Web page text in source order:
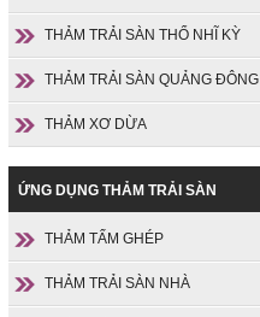
THẢM TRẢI SÀN THỔ NHĨ KỲ
THẢM TRẢI SÀN QUẢNG ĐÔNG
THẢM XƠ DỪA
ỨNG DỤNG THẢM TRẢI SÀN
THẢM TẤM GHÉP
THẢM TRẢI SÀN NHÀ